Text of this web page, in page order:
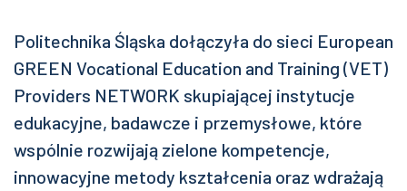
Politechnika Śląska dołączyła do sieci European
GREEN Vocational Education and Training (VET)
Providers NETWORK skupiającej instytucje
edukacyjne, badawcze i przemysłowe, które
wspólnie rozwijają zielone kompetencje,
innowacyjne metody kształcenia oraz wdrażają